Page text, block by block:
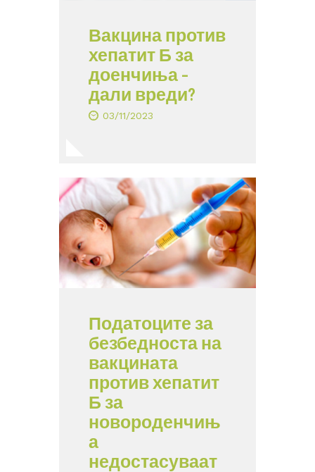
Вакцина против
хепатит Б за
доенчиња –
дали вреди?
03/11/2023
Податоците за
безбедноста на
вакцината
против хепатит
Б за
новороденчињ
а
недостасуваат